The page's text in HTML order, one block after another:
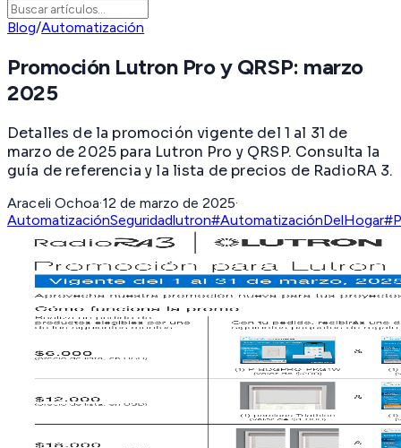
Blog/Automatización
Promoción Lutron Pro y QRSP: marzo
2025
Detalles de la promoción vigente del 1 al 31 de
marzo de 2025 para Lutron Pro y QRSP. Consulta la
guía de referencia y la lista de precios de RadioRA 3.
Araceli Ochoa·12 de marzo de 2025·
AutomatizaciónSeguridadlutron#AutomatizaciónDelHogar